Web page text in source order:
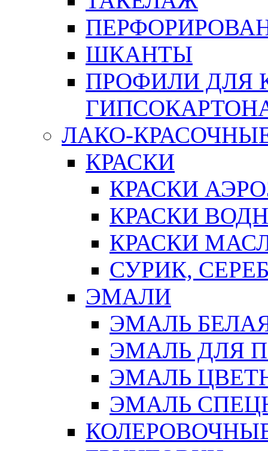
ШКАНТЫ
ПРОФИЛИ ДЛЯ
ЛАКО-
КРАСКИ
КРАСКИ
КРАСКИ
КРАСКИ
СУРИК,
ЭМАЛИ
ЭМАЛЬ
ЭМАЛЬ ДЛЯ
ЭМАЛЬ
ЭМАЛЬ